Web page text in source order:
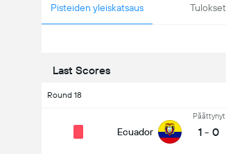
Pisteiden yleiskatsaus Tulokset
Last Scores
Round 18
Ecuador
Päättynyt
1 - 0